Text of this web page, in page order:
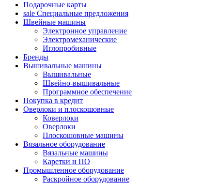
Подарочные карты
sale Специальные предложения
Швейные машины
Электронное управление
Электромеханические
Иглопробивные
Бренды
Вышивальные машины
Вышивальные
Швейно-вышивальные
Программное обеспечение
Покупка в кредит
Оверлоки и плоскошовные
Коверлоки
Оверлоки
Плоскошовные машины
Вязальное оборудование
Вязальные машины
Каретки и ПО
Промышленное оборудование
Раскройное оборудование